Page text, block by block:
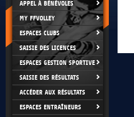
APPEL À BÉNÉVOLES
MY FFVOLLEY
ESPACES CLUBS
SAISIE DES LICENCES
ESPACES GESTION SPORTIVE
SAISIE DES RÉSULTATS
ACCÉDER AUX RÉSULTATS
ESPACES ENTRAÎNEURS